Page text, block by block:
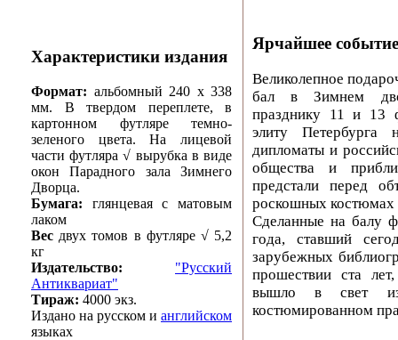
Характеристики издания
Формат: альбомный 240 х 338
мм. В твердом переплете, в
картонном футляре темно-
зеленого цвета. На лицевой
части футляра √ вырубка в виде
окон Парадного зала Зимнего
Дворца.
Бумага: глянцевая с матовым
лаком
Вес двух томов в футляре √ 5,2
кг
Издательство:
"Русский
Антиквариат"
Тираж: 4000 экз.
Издано на русском и английском
языках
Ярчайшее
Великолепное
бал в Зимнем
празднику 11 и 13
элиту Петербурга
дипломаты и
общества и
предстали перед
роскошных костюмах
Сделанные на балу
года, ставший
зарубежных
прошествии ста
вышло в свет
костюмированном